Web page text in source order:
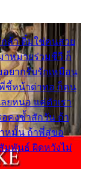
ล้า ติ๋มใช่คนสวย
าหมายร่วมชีวี ก็
ยากรับรักเหมือน
ชี้หน้าด่าทอ ก็คน
ยหนอ แค่ตัวเรา
คงช้ำสักวัน ถ้า
าหมั้น ถ้าพี่สู่ขอ
มพันธ์ ผิดหวังไม่